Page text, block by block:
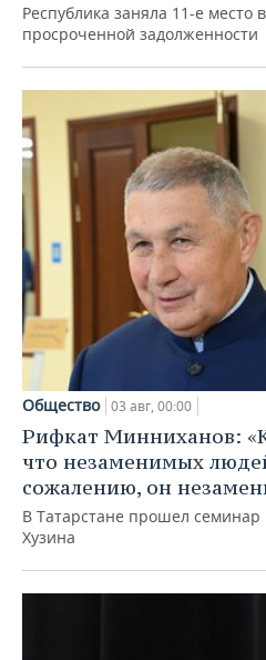
Республика заняла 11-е место
просроченной задолженности
Общество 03 авг, 00:00
Рифкат Минниханов:
что незаменимых
сожалению, он
В Татарстане прошел семинар
Хузина